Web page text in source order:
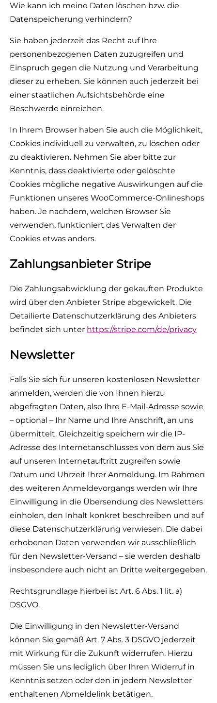
Wie kann ich meine Daten löschen bzw. die
Datenspeicherung verhindern?
Sie haben jederzeit das Recht auf Ihre
personenbezogenen Daten zuzugreifen und
Einspruch gegen die Nutzung und Verarbeitung
dieser zu erheben. Sie können auch jederzeit bei
einer staatlichen Aufsichtsbehörde eine
Beschwerde einreichen.
In Ihrem Browser haben Sie auch die Möglichkeit,
Cookies individuell zu verwalten, zu löschen oder
zu deaktivieren. Nehmen Sie aber bitte zur
Kenntnis, dass deaktivierte oder gelöschte
Cookies mögliche negative Auswirkungen auf die
Funktionen unseres WooCommerce-Onlineshops
haben. Je nachdem, welchen Browser Sie
verwenden, funktioniert das Verwalten der
Cookies etwas anders.
Zahlungsanbieter Stripe
Die Zahlungsabwicklung der gekauften Produkte
wird über den Anbieter Stripe abgewickelt. Die
Detailierte Datenschutzerklärung des Anbieters
befindet sich unter https://stripe.com/de/privacy
Newsletter
Falls Sie sich für unseren kostenlosen Newsletter
anmelden, werden die von Ihnen hierzu
abgefragten Daten, also Ihre E-Mail-Adresse sowie
– optional – Ihr Name und Ihre Anschrift, an uns
übermittelt. Gleichzeitig speichern wir die IP-
Adresse des Internetanschlusses von dem aus Sie
auf unseren Internetauftritt zugreifen sowie
Datum und Uhrzeit Ihrer Anmeldung. Im Rahmen
des weiteren Anmeldevorgangs werden wir Ihre
Einwilligung in die Übersendung des Newsletters
einholen, den Inhalt konkret beschreiben und auf
diese Datenschutzerklärung verwiesen. Die dabei
erhobenen Daten verwenden wir ausschließlich
für den Newsletter-Versand – sie werden deshalb
insbesondere auch nicht an Dritte weitergegeben.
Rechtsgrundlage hierbei ist Art. 6 Abs. 1 lit. a)
DSGVO.
Die Einwilligung in den Newsletter-Versand
können Sie gemäß Art. 7 Abs. 3 DSGVO jederzeit
mit Wirkung für die Zukunft widerrufen. Hierzu
müssen Sie uns lediglich über Ihren Widerruf in
Kenntnis setzen oder den in jedem Newsletter
enthaltenen Abmeldelink betätigen.